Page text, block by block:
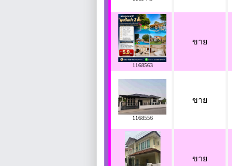
1168563
ขาย
1168556
ขาย
ขาย